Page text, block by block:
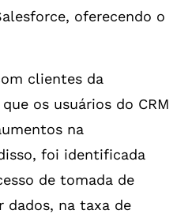
oferecendo o
clientes da
os usuários do CRM
na
foi identificada
de tomada de
dados, na taxa de